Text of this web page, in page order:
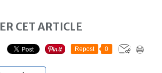
CET ARTICLE
Repost 0